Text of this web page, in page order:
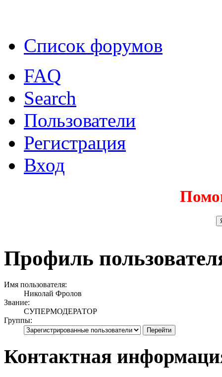
Список форумов
FAQ
Search
Пользователи
Регистрация
Вход
Профиль
Имя пользователя:
Николай Фролов
Звание:
СУПЕРМОДЕРАТОР
Группы:
Контактная